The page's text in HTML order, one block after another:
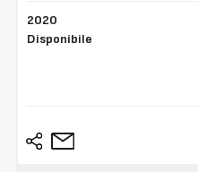
2020
Disponibile